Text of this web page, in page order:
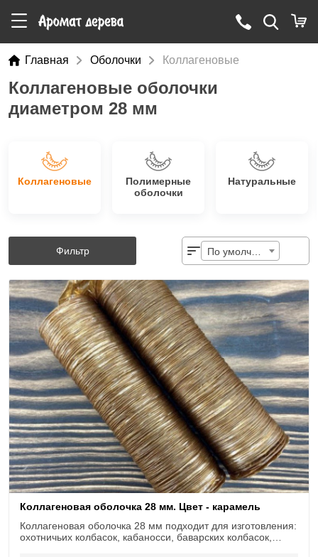
Главная Оболочки Коллагеновые
Коллагеновые оболочки
диаметром 28 мм
Коллагеновые
Полимерные
оболочки
Натуральные
Фильтр
Коллагеновая оболочка 28 мм. Цвет - карамель
Коллагеновая оболочка 28 мм подходит для изготовления:
охотничьих колбасок, кабаносси, баварских колбасок,